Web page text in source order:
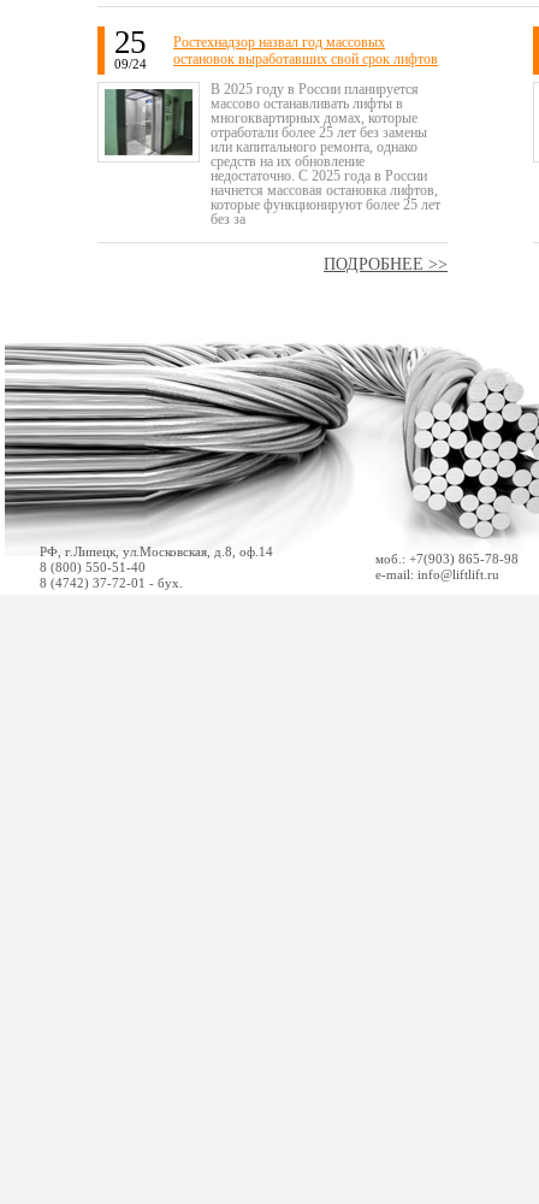
25
09/24
Ростехнадзор назвал год массовых
остановок выработавших свой срок лифтов
В 2025 году в России планируется
массово останавливать лифты в
многоквартирных домах, которые
отработали более 25 лет без замены
или капитального ремонта, однако
средств на их обновление
недостаточно. С 2025 года в России
начнется массовая остановка лифтов,
которые функционируют более 25 лет
без за
ПОДРОБНЕЕ >>
РФ, г.Липецк, ул.Московская, д.8, оф.14
8 (800) 550-51-40
8 (4742) 37-72-01 - бух.
моб.: +7(903) 865-78-98
e-mail: info@liftlift.ru